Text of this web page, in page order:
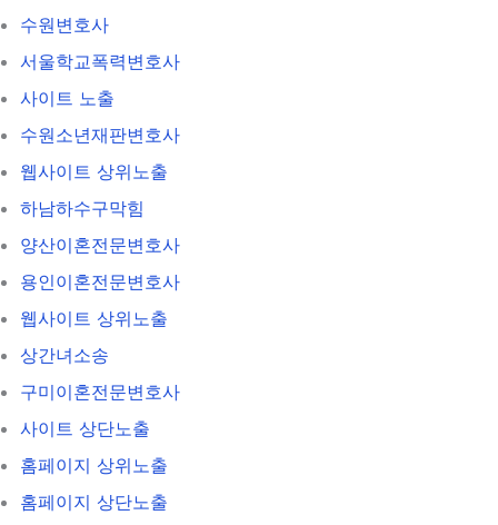
수원변호사
서울학교폭력변호사
사이트 노출
수원소년재판변호사
웹사이트 상위노출
하남하수구막힘
양산이혼전문변호사
용인이혼전문변호사
웹사이트 상위노출
상간녀소송
구미이혼전문변호사
사이트 상단노출
홈페이지 상위노출
홈페이지 상단노출